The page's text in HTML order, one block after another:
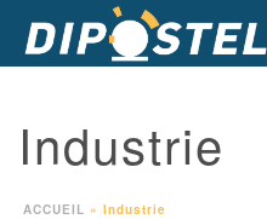
Industrie
ACCUEIL » Industrie